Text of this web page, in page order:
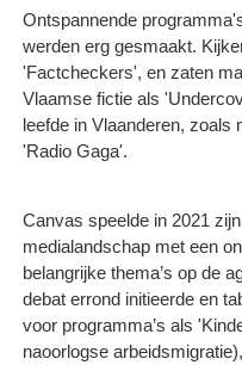
Ontspannende
werden erg gesmaakt.
'Factcheckers', en zaten
Vlaamse fictie als
leefde in Vlaanderen, zoals
'Radio Gaga'.
Canvas speelde in 2021
medialandschap met een
belangrijke thema’s op de
debat errond initieerde en
voor programma’s als
naoorlogse